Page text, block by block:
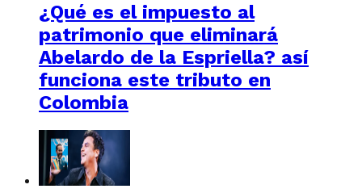
¿Qué es el impuesto al
patrimonio que eliminará
Abelardo de la Espriella? así
funciona este tributo en
Colombia